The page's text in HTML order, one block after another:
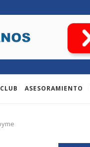
CLUB ASESORAMIENTO